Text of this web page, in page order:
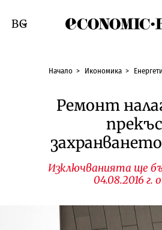
Смяна на език
Начало Икономика
Ремонт
Изключванията ще
04.08.2016 г.